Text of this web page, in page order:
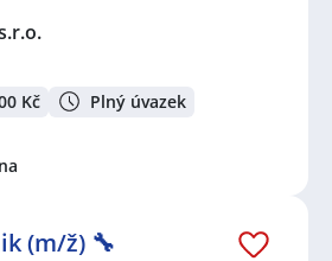
Kč Plný úvazek
(m/ž) 🔧